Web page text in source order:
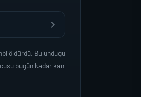
öldürdü. Bulundugu
bugün kadar kan